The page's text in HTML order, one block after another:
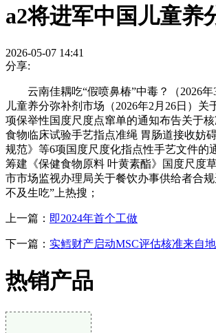
a2将进军中国儿童养
2026-05-07 14:41
分享:
云南佳耦吃“假喷鼻椿”中毒？（2026年3
儿童养分弥补剂市场（2026年2月26日）
项保举性国度尺度点窜单的通知布告关于
食物临床试验手艺指点准绳 胃肠道接收妨
规范》等6项国度尺度化指点性手艺文件
筹建《保健食物原料 叶黄素酯》国度尺度
市市场监视办理局关于餐饮办事供给者合
不及生吃”上热搜；
上一篇： 即2024年首个工做
下一篇： 实鳕财产启动MSC评估核准来自
热销产品